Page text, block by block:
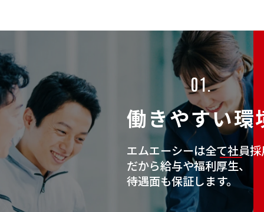
01.
働きやすい環
エムエーシーは全て社員
だから給与や福利厚生、
待遇面も保証します。